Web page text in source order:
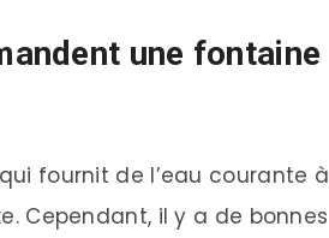
une fontaine
fournit de l’eau courante à
Cependant, il y a de bonnes